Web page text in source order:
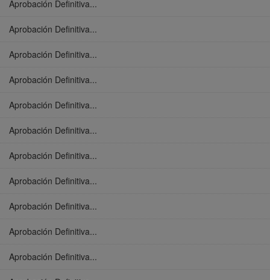
Aprobación Definitiva...
Aprobación Definitiva...
Aprobación Definitiva...
Aprobación Definitiva...
Aprobación Definitiva...
Aprobación Definitiva...
Aprobación Definitiva...
Aprobación Definitiva...
Aprobación Definitiva...
Aprobación Definitiva...
Aprobación Definitiva...